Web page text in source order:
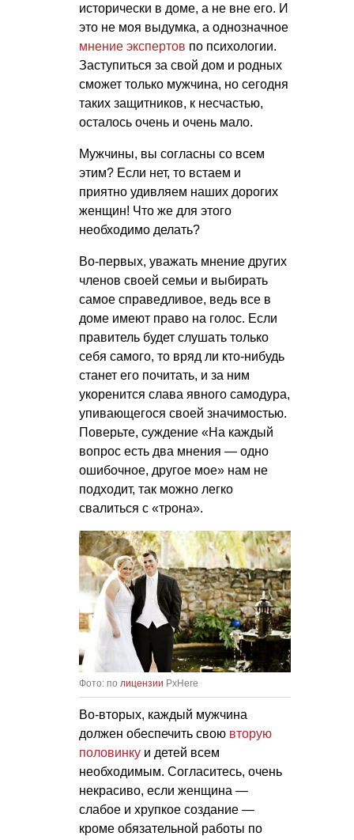
исторически в доме, а не вне его. И
это не моя выдумка, а однозначное
мнение экспертов по психологии.
Заступиться за свой дом и родных
сможет только мужчина, но сегодня
таких защитников, к несчастью,
осталось очень и очень мало.
Мужчины, вы согласны со всем
этим? Если нет, то встаем и
приятно удивляем наших дорогих
женщин! Что же для этого
необходимо делать?
Во-первых, уважать мнение других
членов своей семьи и выбирать
самое справедливое, ведь все в
доме имеют право на голос. Если
правитель будет слушать только
себя самого, то вряд ли кто-нибудь
станет его почитать, и за ним
укоренится слава явного самодура,
упивающегося своей значимостью.
Поверьте, суждение «На каждый
вопрос есть два мнения — одно
ошибочное, другое мое» нам не
подходит, так можно легко
свалиться с «трона».
Фото: по лицензии PxHere
Во-вторых, каждый мужчина
должен обеспечить свою вторую
половинку и детей всем
необходимым. Согласитесь, очень
некрасиво, если женщина —
слабое и хрупкое создание —
кроме обязательной работы по